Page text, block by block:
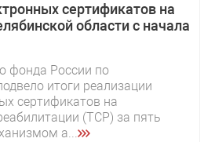
сертификатов на
области с начала
фонда России по
итоги реализации
сертификатов на
(ТСР) за пять
а...